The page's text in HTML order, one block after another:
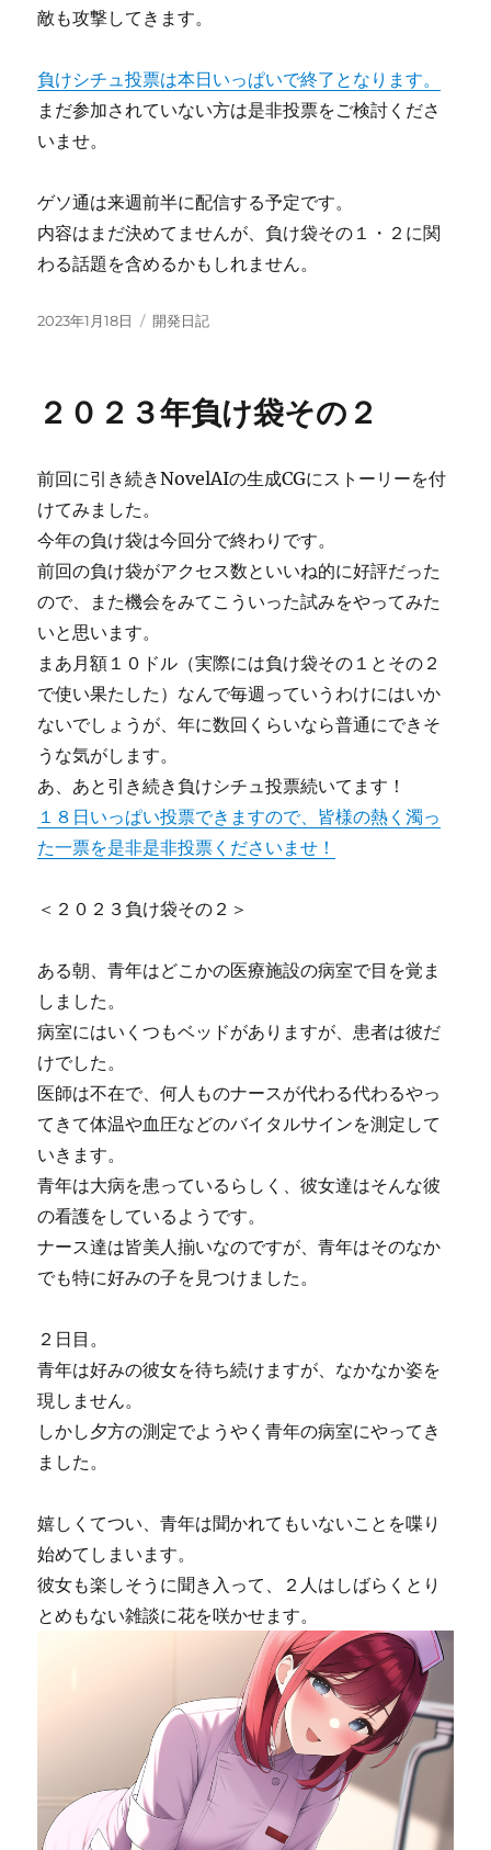
敵も攻撃してきます。
負けシチュ投票は本日いっぱいで終了となります。
まだ参加されていない方は是非投票をご検討くださ
いませ。
ゲソ通は来週前半に配信する予定です。
内容はまだ決めてませんが、負け袋その１・２に関
わる話題を含めるかもしれません。
投
2023年1月18日
カ
ー
開発日記
２０２３年負け袋その２
前回に引き続きNovelAIの生成CGにストーリーを付
けてみました。
今年の負け袋は今回分で終わりです。
前回の負け袋がアクセス数といいね的に好評だった
ので、また機会をみてこういった試みをやってみた
いと思います。
まあ月額１０ドル（実際には負け袋その１とその２
で使い果たした）なんで毎週っていうわけにはいか
ないでしょうが、年に数回くらいなら普通にできそ
うな気がします。
あ、あと引き続き負けシチュ投票続いてます！
１８日いっぱい投票できますので、皆様の熱く濁っ
た一票を是非是非投票くださいませ！
＜２０２３負け袋その２＞
ある朝、青年はどこかの医療施設の病室で目を覚ま
しました。
病室にはいくつもベッドがありますが、患者は彼だ
けでした。
医師は不在で、何人ものナースが代わる代わるやっ
てきて体温や血圧などのバイタルサインを測定して
いきます。
青年は大病を患っているらしく、彼女達はそんな彼
の看護をしているようです。
ナース達は皆美人揃いなのですが、青年はそのなか
でも特に好みの子を見つけました。
２日目。
青年は好みの彼女を待ち続けますが、なかなか姿を
現しません。
しかし夕方の測定でようやく青年の病室にやってき
ました。
嬉しくてつい、青年は聞かれてもいないことを喋り
始めてしまいます。
彼女も楽しそうに聞き入って、２人はしばらくとり
とめもない雑談に花を咲かせます。